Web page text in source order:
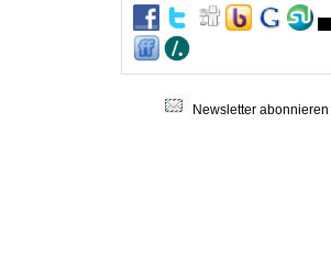
Newsletter abonnieren